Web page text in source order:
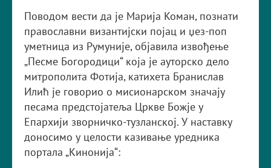
Поводом вести да је Марија Коман, познати
православни византијски појац и џез-поп
уметница из Румуније, објавила извођење
„Песме Богородици“ која је ауторско дело
митрополита Фотија, катихета Бранислав
Илић је говорио о мисионарском значају
песама предстојатеља Цркве Божје у
Епархији зворничко-тузланској. У наставку
доносимо у целости казивање уредника
портала „Кинонија“: